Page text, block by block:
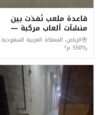
قاعدة ملعب نُفذت بين
منشآت ألعاب مركبة —
حي السعادة، الرياض
الرياض، المملكة العربية السعودية
550 م²